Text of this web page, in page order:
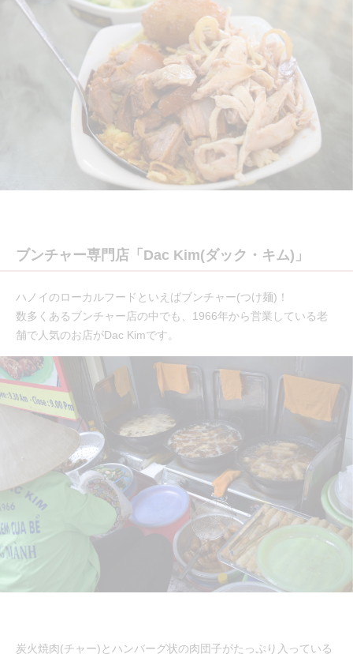
ブンチャー専門店「Dac Kim(ダック・キム)」
ハノイのローカルフードといえばブンチャー(つけ麺)！
数多くあるブンチャー店の中でも、1966年から営業している老
舗で人気のお店がDac Kimです。
炭火焼肉(チャー)とハンバーグ状の肉団子がたっぷり入っている